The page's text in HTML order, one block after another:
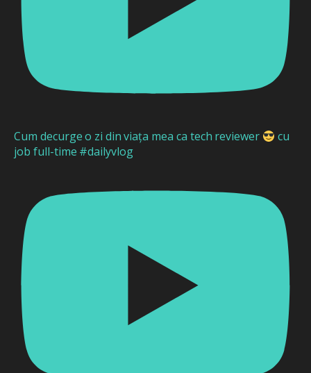
Cum decurge o zi din viața mea ca tech reviewer
cu
job full-time #dailyvlog